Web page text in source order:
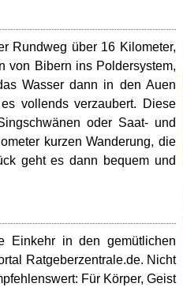
Rundweg über 16 Kilometer,
von Bibern ins Poldersystem,
Wasser dann in den Auen
vollends verzaubert. Diese
oder Saat- und
kurzen Wanderung, die
geht es dann bequem und
Einkehr in den gemütlichen
Ratgeberzentrale.de. Nicht
Für Körper, Geist